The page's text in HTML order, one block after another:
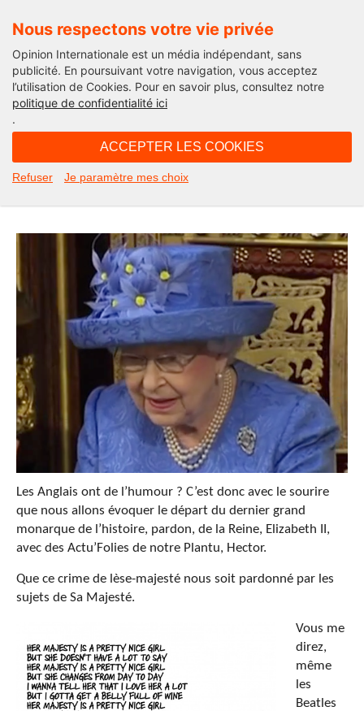
Nous respectons votre vie privée
Opinion Internationale est un média indépendant, sans
publicité. En poursuivant votre navigation, vous acceptez
l’utilisation de Cookies. Pour en savoir plus, consultez notre
politique de confidentialité ici
.
ACCEPTER LES COOKIES
Refuser Je paramètre mes choix
Edito
La Reine est morte ! Vive le Roi !
Les Anglais ont de l’humour ? C’est donc avec le sourire
que nous allons évoquer le départ du dernier grand
monarque de l’histoire, pardon, de la Reine, Elizabeth II,
avec des Actu’Folies de notre Plantu, Hector.
Que ce crime de lèse-majesté nous soit pardonné par les
sujets de Sa Majesté.
Vous me
direz,
même
les
Beatles